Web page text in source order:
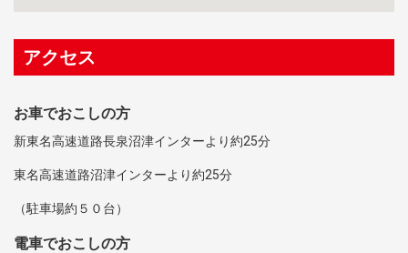
アクセス
お車でおこしの方
新東名高速道路長泉沼津インターより約25分
東名高速道路沼津インターより約25分
（駐車場約５０台）
電車でおこしの方